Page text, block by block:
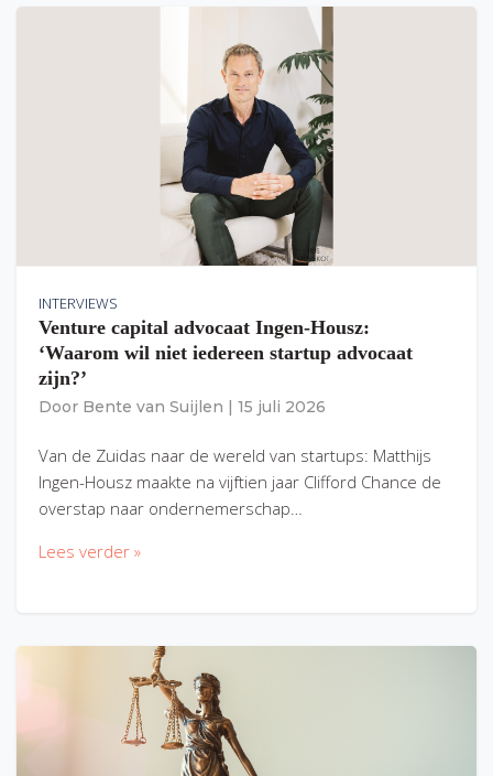
INTERVIEWS
Venture capital advocaat Ingen-Housz:
‘Waarom wil niet iedereen startup advocaat
zijn?’
Door Bente van Suijlen 15 juli 2026
Van de Zuidas naar de wereld van startups: Matthijs
Ingen-Housz maakte na vijftien jaar Clifford Chance de
overstap naar ondernemerschap…
Lees verder »